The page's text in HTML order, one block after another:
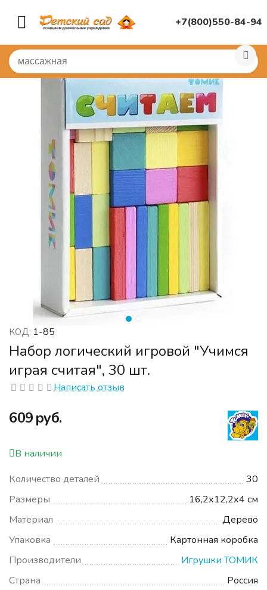
+7(800)550-84-94
Главная / ДИДАКТИЧЕСКИЕ ИГРЫ Развивающие
КОД: 1-85
Набор логический игровой "Учимся
играя считая", 30 шт.
Написать отзыв
‍609‍руб.
В наличии
Количество деталей
30
Размеры
16,2х12,2х4 см
Материал
Дерево
Упаковка
Картонная коробка
Производители
Игрушки ТОМИК
Страна
Россия